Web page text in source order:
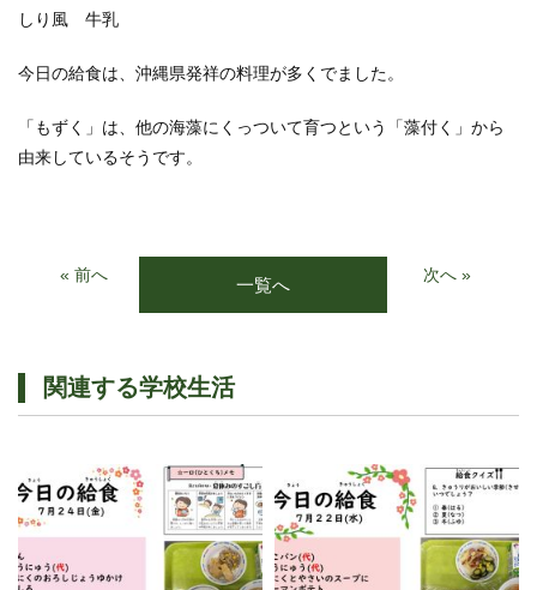
しり風 牛乳
今日の給食は、沖縄県発祥の料理が多くでました。
「もずく」は、他の海藻にくっついて育つという「藻付く」から
由来しているそうです。
« 前へ 一覧へ 次へ »
関連する学校生活